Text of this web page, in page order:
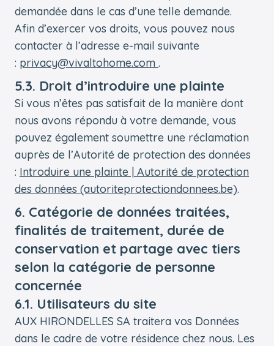
demandée dans le cas d’une telle demande.
Afin d’exercer vos droits, vous pouvez nous
contacter à l’adresse e-mail suivante
: privacy@vivaltohome.com .
5.3. Droit d’introduire une plainte
Si vous n’êtes pas satisfait de la manière dont
nous avons répondu à votre demande, vous
pouvez également soumettre une réclamation
auprès de l’Autorité de protection des données
: Introduire une plainte | Autorité de protection
des données (autoriteprotectiondonnees.be).
6. Catégorie de données traitées,
finalités de traitement, durée de
conservation et partage avec tiers
selon la catégorie de personne
concernée
6.1. Utilisateurs du site
AUX HIRONDELLES SA traitera vos Données
dans le cadre de votre résidence chez nous. Les